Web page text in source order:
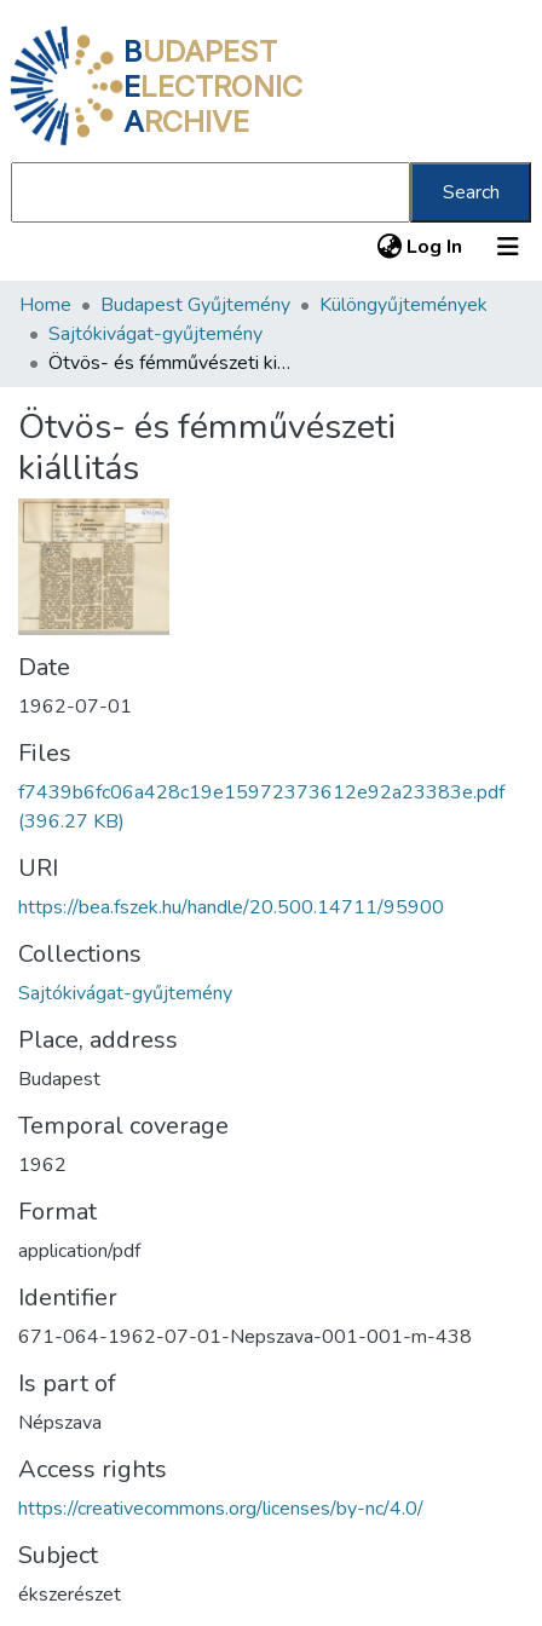
BUDAPEST
ELECTRONIC
ARCHIVE
Search
Log In (current)
Communities & Collections
All of DSpace
Statistics
About us
Home Budapest Gyűjtemény
Különgyűjtemények
Sajtókivágat-gyűjtemény
Ötvös- és fémművészeti kiállitás
Ötvös- és fémművészeti
kiállitás
Date
1962-07-01
Files
f7439b6fc06a428c19e15972373612e92a23383e.pdf
(396.27 KB)
URI
https://bea.fszek.hu/handle/20.500.14711/95900
Collections
Sajtókivágat-gyűjtemény
Place, address
Budapest
Temporal coverage
1962
Format
application/pdf
Identifier
671-064-1962-07-01-Nepszava-001-001-m-438
Is part of
Népszava
Access rights
https://creativecommons.org/licenses/by-nc/4.0/
Subject
ékszerészet